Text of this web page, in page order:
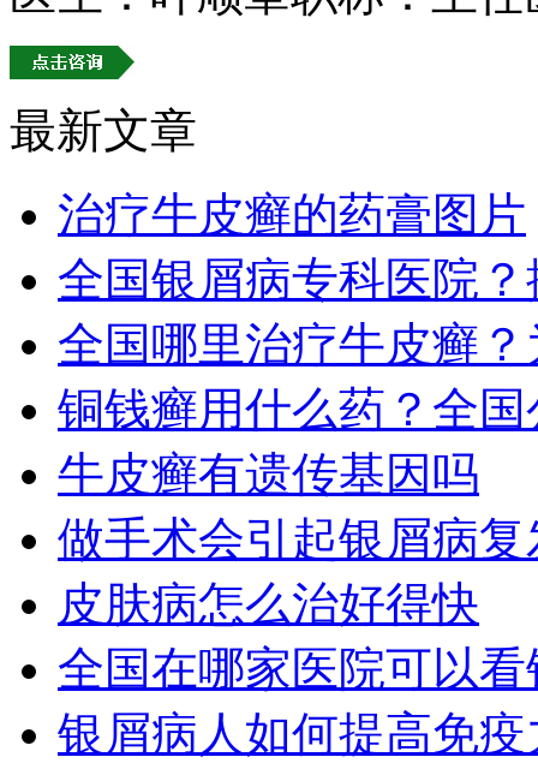
最新文章
治疗牛皮癣的药膏图片
全国银屑病专科医院
全国哪里治疗牛皮癣
铜钱癣用什么药？全
牛皮癣有遗传基因吗
做手术会引起银屑病
皮肤病怎么治好得快
全国在哪家医院可以
银屑病人如何提高免疫